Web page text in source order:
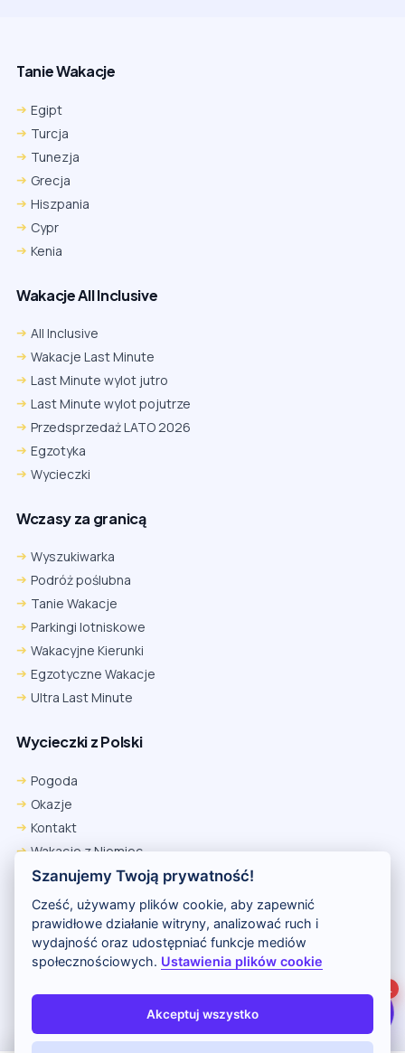
Tanie Wakacje
Egipt
Turcja
Tunezja
Grecja
Hiszpania
Cypr
Kenia
Wakacje All Inclusive
All Inclusive
Wakacje Last Minute
Last Minute wylot jutro
Last Minute wylot pojutrze
Przedsprzedaż LATO 2026
Egzotyka
Wycieczki
Wczasy za granicą
Wyszukiwarka
Podróż poślubna
Tanie Wakacje
Parkingi lotniskowe
Wakacyjne Kierunki
Egzotyczne Wakacje
Ultra Last Minute
Wycieczki z Polski
Pogoda
Okazje
Kontakt
Wakacje z Niemiec
Polityka Prywatności
Wakacje w Egipcie
Rankingi hoteli
Kontakt i reklama
Polityka prywatności
Copyright (c) 2026 Odkryj Wakacje
1
Firefox
Ustawienia → Prywatność i bezpieczeństwo → Pliki cookie innych
firm → ustaw „Zezwalaj”.
Na czas rezerwacji nie blokuj cookies i śledzenia dla tej witryny.
Szanujemy Twoją prywatność!
Cześć, używamy plików cookie, aby zapewnić
prawidłowe działanie witryny, analizować ruch i
wydajność oraz udostępniać funkcje mediów
społecznościowych. Ustawienia plików cookie
Akceptuj wszystko